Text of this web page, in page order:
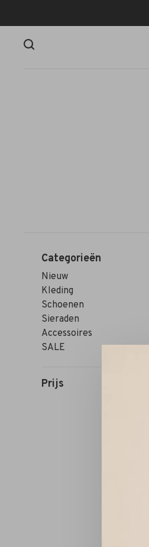
Categorieën
Nieuw
Kleding
Schoenen
Sieraden
Accessoires
SALE
Prijs